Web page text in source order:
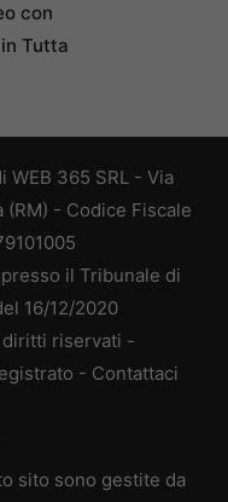
con
Tutta
365 SRL - Via
(RM) - Codice Fiscale
il Tribunale di
16/12/2020
riservati -
- Contattaci
sito sono gestite da